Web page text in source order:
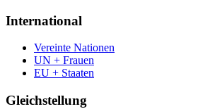
International
Vereinte Nationen
UN + Frauen
EU + Staaten
Gleichstellung